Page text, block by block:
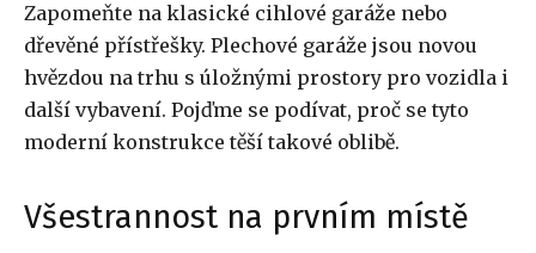
Zapomeňte na klasické cihlové garáže nebo
dřevěné přístřešky. Plechové garáže jsou novou
hvězdou na trhu s úložnými prostory pro vozidla i
další vybavení. Pojďme se podívat, proč se tyto
moderní konstrukce těší takové oblibě.
Všestrannost na prvním místě